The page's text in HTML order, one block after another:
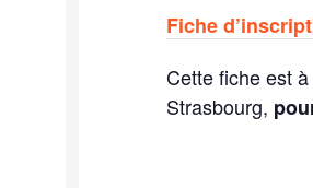
Fiche
Cette fiche est
Strasbourg,